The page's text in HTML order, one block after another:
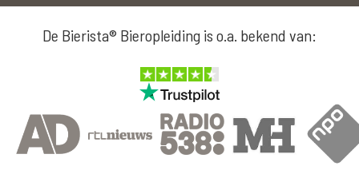
De Bierista® Bieropleiding is o.a. bekend van: